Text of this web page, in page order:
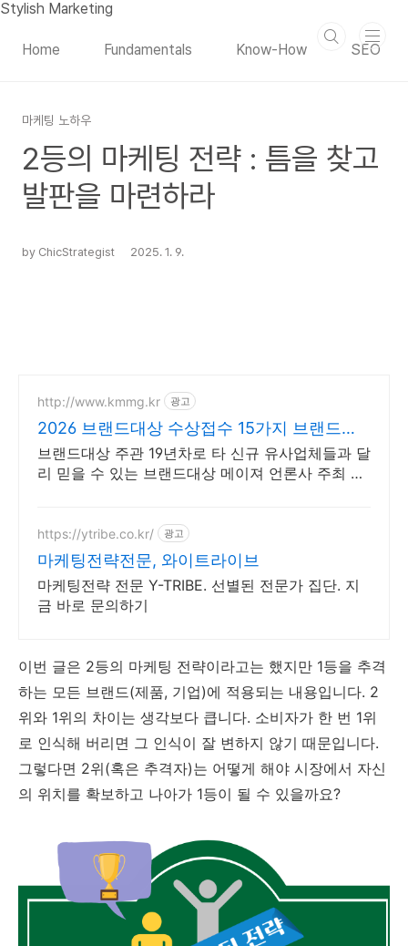
본문 바로가기
Stylish Marketing
Home Fundamentals Know-How SEO
마케팅 노하우
2등의 마케팅 전략 : 틈을 찾고
발판을 마련하라
by ChicStrategist 2025. 1. 9.
http://www.kmmg.kr 광고
2026 브랜드대상 수상접수 15가지 브랜드대
상 타이틀
브랜드대상 주관 19년차로 타 신규 유사업체들과 달
리 믿을 수 있는 브랜드대상 메이져 언론사 주최 및
https://ytribe.co.kr/ 광고
마케팅전략전문, 와이트라이브
마케팅전략 전문 Y-TRIBE. 선별된 전문가 집단. 지
금 바로 문의하기
이번 글은 2등의 마케팅 전략이라고는 했지만 1등을 추격
하는 모든 브랜드(제품, 기업)에 적용되는 내용입니다. 2
위와 1위의 차이는 생각보다 큽니다. 소비자가 한 번 1위
로 인식해 버리면 그 인식이 잘 변하지 않기 때문입니다.
그렇다면 2위(혹은 추격자)는 어떻게 해야 시장에서 자신
의 위치를 확보하고 나아가 1등이 될 수 있을까요?